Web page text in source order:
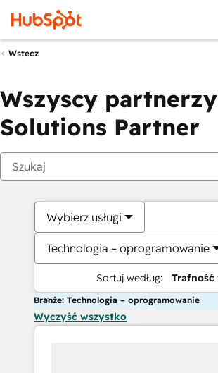
Wstecz
Wszyscy partnerzy
Solutions Partner
Wybierz usługi
Technologia – oprogramowanie
Sortuj według: Trafność
Branże: Technologia – oprogramowanie
Wyczyść wszystko